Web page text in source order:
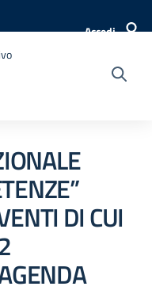
Accedi
DI CUI